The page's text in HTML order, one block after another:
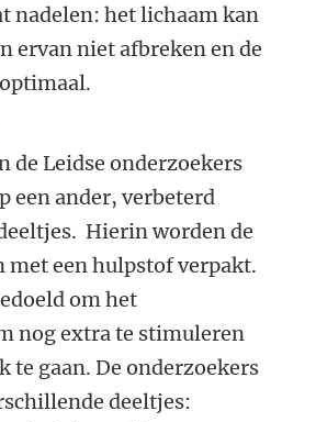
nadelen: het lichaam kan
ervan niet afbreken en de
de Leidse onderzoekers
een ander, verbeterd
Hierin worden de
met een hulpstof verpakt.
om het
nog extra te stimuleren
te gaan. De onderzoekers
deeltjes: